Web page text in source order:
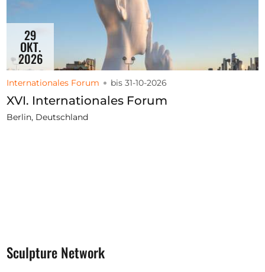
29
OKT.
2026
Internationales Forum bis 31-10-2026
XVI. Internationales Forum
Berlin, Deutschland
Sculpture Network